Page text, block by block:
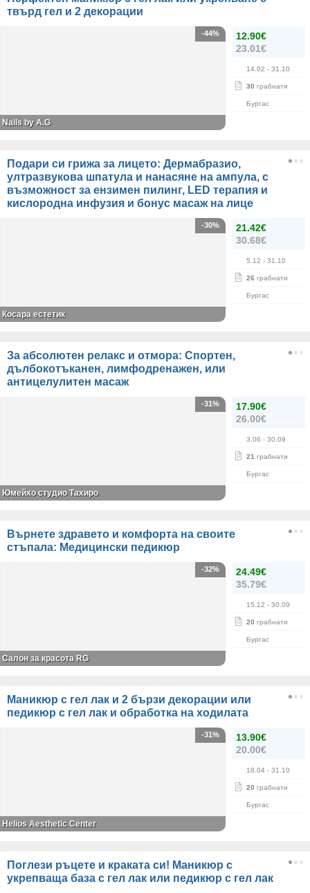
твърд гел и 2 декорации
12.90€
23.01€
14.02 - 31.10
30 грабнати
Бургас
-44%
Nails by A.G
Подари си грижа за лицето: Дермабразио,
ултразвукова шпатула и нанасяне на ампула, с
възможност за ензимен пилинг, LED терапия и
кислородна инфузия и бонус масаж на лице
21.42€
30.68€
5.12 - 31.10
26 грабнати
Бургас
-30%
Косара естетик
За абсолютен релакс и отмора: Спортен,
дълбокотъканен, лимфодренажен, или
антицелулитен масаж
17.90€
26.00€
3.06 - 30.09
21 грабнати
Бургас
-31%
Юмейхо студио Тахиро
Върнете здравето и комфорта на своите
стъпала: Медицински педикюр
24.49€
35.79€
15.12 - 30.09
20 грабнати
Бургас
-32%
Салон за красота RG
Маникюр с гел лак и 2 бързи декорации или
педикюр с гел лак и обработка на ходилата
13.90€
20.00€
18.04 - 31.10
20 грабнати
Бургас
-31%
Helios Aesthetic Center
Поглези ръцете и краката си! Маникюр с
укрепваща база с гел лак или педикюр с гел лак